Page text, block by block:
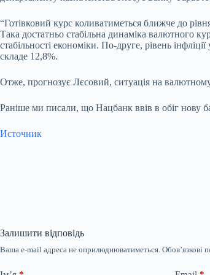
“Готівковий курс коливатиметься ближче до
Така достатньо стабільна динаміка валютного
стабільності економіки. По-друге, рівень
складе 12,8%.
Отже, прогнозує Лєсовий, ситуація на
Раніше ми писали, що Нацбанк ввів в обіг нову
Источник
Залишити відповідь
Ваша e-mail адреса не оприлюднюватиметься. Обов’язкові